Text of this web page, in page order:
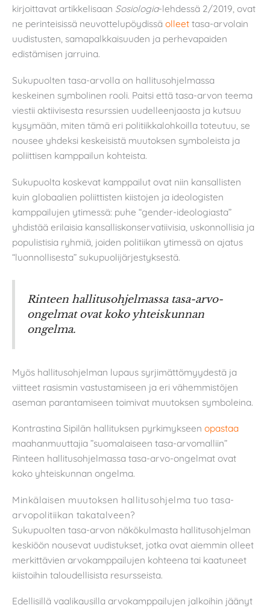
kirjoittavat artikkelisaan Sosiologia-lehdessä 2/2019, ovat
ne perinteisissä neuvottelupöydissä olleet tasa-arvolain
uudistusten, samapalkkaisuuden ja perhevapaiden
edistämisen jarruina.
Sukupuolten tasa-arvolla on hallitusohjelmassa
keskeinen symbolinen rooli. Paitsi että tasa-arvon teema
viestii aktiivisesta resurssien uudelleenjaosta ja kutsuu
kysymään, miten tämä eri politiikkalohkoilla toteutuu, se
nousee yhdeksi keskeisistä muutoksen symboleista ja
poliittisen kamppailun kohteista.
Sukupuolta koskevat kamppailut ovat niin kansallisten
kuin globaalien poliittisten kiistojen ja ideologisten
kamppailujen ytimessä: puhe “gender-ideologiasta”
yhdistää erilaisia kansalliskonservatiivisia, uskonnollisia ja
populistisia ryhmiä, joiden politiikan ytimessä on ajatus
“luonnollisesta” sukupuolijärjestyksestä.
Rinteen hallitusohjelmassa tasa-arvo-
ongelmat ovat koko yhteiskunnan
ongelma.
Myös hallitusohjelman lupaus syrjimättömyydestä ja
viitteet rasismin vastustamiseen ja eri vähemmistöjen
aseman parantamiseen toimivat muutoksen symboleina.
Kontrastina Sipilän hallituksen pyrkimykseen opastaa
maahanmuuttajia ”suomalaiseen tasa-arvomalliin”
Rinteen hallitusohjelmassa tasa-arvo-ongelmat ovat
koko yhteiskunnan ongelma.
Minkälaisen muutoksen hallitusohjelma tuo tasa-
arvopolitiikan takatalveen?
Sukupuolten tasa-arvon näkökulmasta hallitusohjelman
keskiöön nousevat uudistukset, jotka ovat aiemmin olleet
merkittävien arvokamppailujen kohteena tai kaatuneet
kiistoihin taloudellisista resursseista.
Edellisillä vaalikausilla arvokamppailujen jalkoihin jäänyt